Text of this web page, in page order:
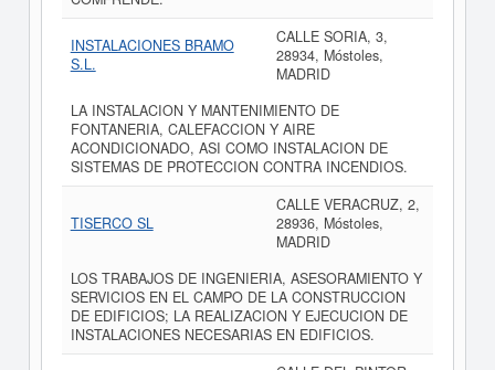
INSTALACIONES BRAMO
S.L.
CALLE SORIA, 3,
28934, Móstoles,
MADRID
LA INSTALACION Y MANTENIMIENTO DE
FONTANERIA, CALEFACCION Y AIRE
ACONDICIONADO, ASI COMO INSTALACION DE
SISTEMAS DE PROTECCION CONTRA INCENDIOS.
TISERCO SL
CALLE VERACRUZ, 2,
28936, Móstoles,
MADRID
LOS TRABAJOS DE INGENIERIA, ASESORAMIENTO Y
SERVICIOS EN EL CAMPO DE LA CONSTRUCCION
DE EDIFICIOS; LA REALIZACION Y EJECUCION DE
INSTALACIONES NECESARIAS EN EDIFICIOS.